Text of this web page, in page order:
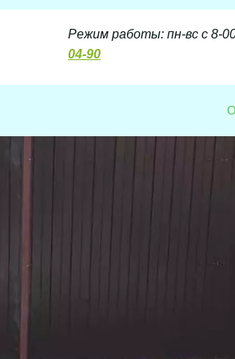
Режим работы: пн-вс с 8-
04-90